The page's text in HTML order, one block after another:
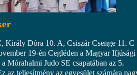
Király Dóra 10. A, Csiszár Csenge 11. C
19-én Cegléden a Magyar Ifjúsági
Mórahalmi Judo SE csapatában az 5.
az teljesítmény az egyesület számára